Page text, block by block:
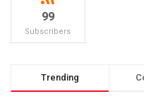
99
Subscribers
Trending